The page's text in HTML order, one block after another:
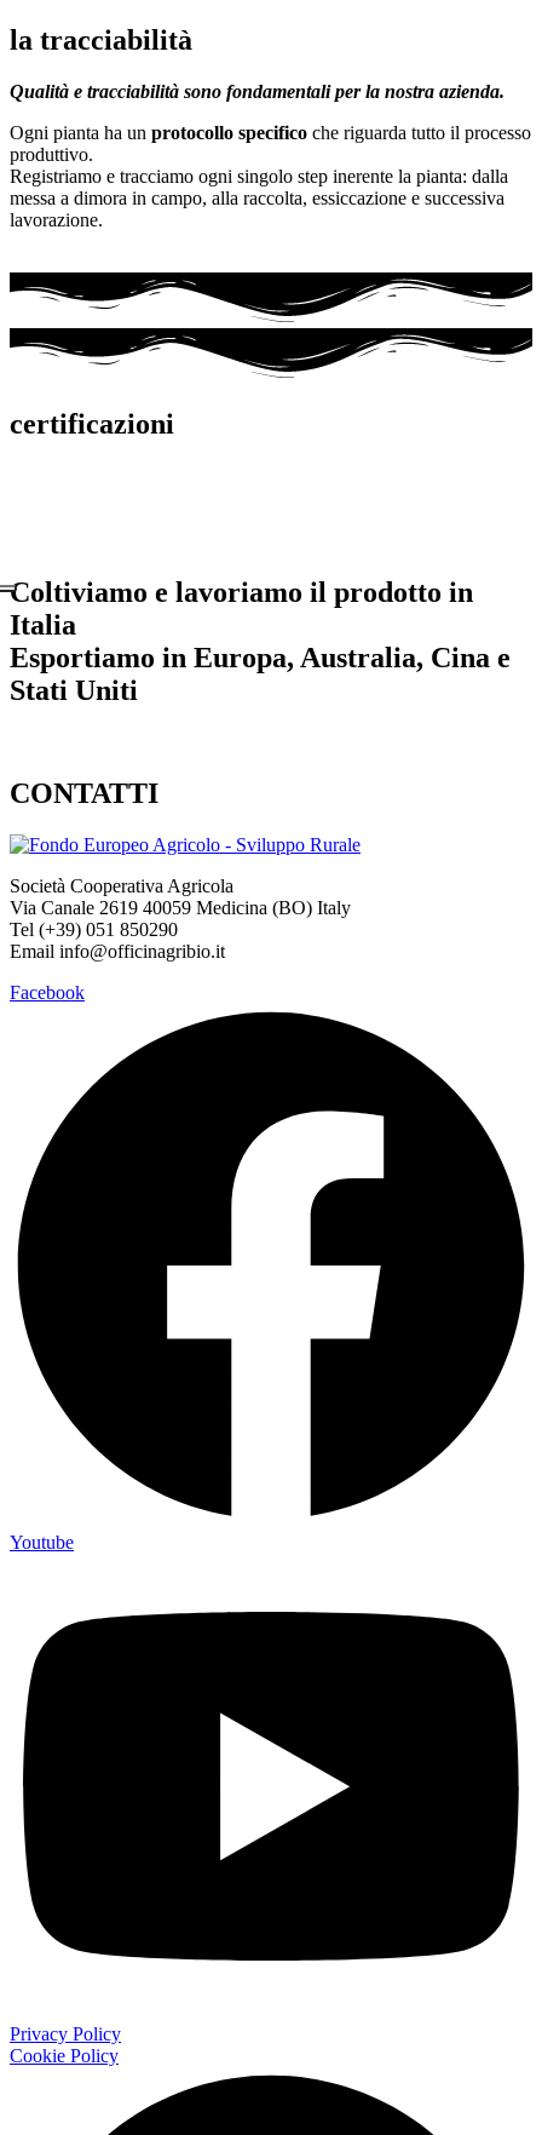
la tracciabilità
Qualità e tracciabilità sono fondamentali per la nostra azienda.
Ogni pianta ha un protocollo specifico che riguarda tutto il processo
produttivo.
Registriamo e tracciamo ogni singolo step inerente la pianta: dalla
messa a dimora in campo, alla raccolta, essiccazione e successiva
lavorazione.
certificazioni
Coltiviamo e lavoriamo il prodotto in
Italia
Esportiamo in Europa, Australia, Cina e
Stati Uniti
CONTATTI
Società Cooperativa Agricola
Via Canale 2619 40059 Medicina (BO) Italy
Tel (+39) 051 850290
Email info@officinagribio.it
Facebook
Youtube
Privacy Policy
Cookie Policy